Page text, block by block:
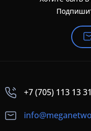
+7 (705) 113 13 31